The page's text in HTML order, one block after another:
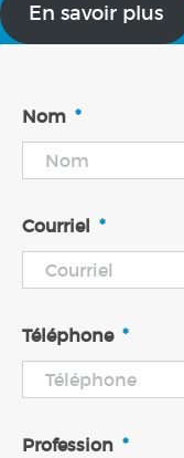
En savoir plus
Nom *
Courriel *
Téléphone *
Profession *